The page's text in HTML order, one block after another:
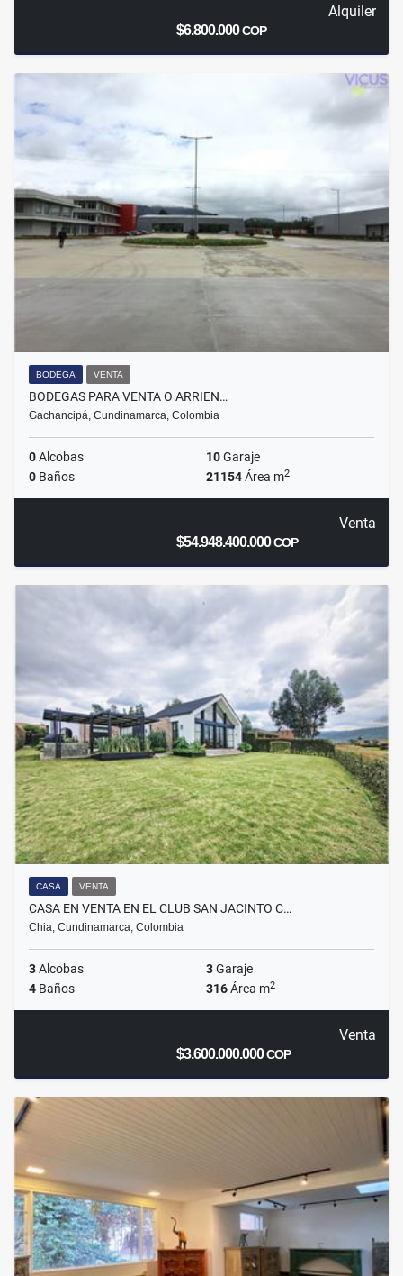
Alquiler
$6.800.000COP
BODEGA VENTA
BODEGAS PARA VENTA O ARRIEN…
Gachancipá, Cundinamarca, Colombia
0Alcobas 10Garaje
0 Baños 21154Área m2
Venta
$54.948.400.000COP
CASA VENTA
CASA EN VENTA EN EL CLUB SAN JACINTO C…
Chia, Cundinamarca, Colombia
3Alcobas 3Garaje
4 Baños 316Área m2
Venta
$3.600.000.000COP